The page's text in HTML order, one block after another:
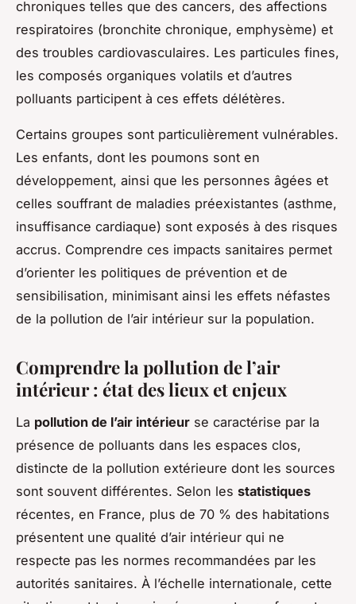
chroniques telles que des cancers, des affections
respiratoires (bronchite chronique, emphysème) et
des troubles cardiovasculaires. Les particules fines,
les composés organiques volatils et d’autres
polluants participent à ces effets délétères.
Certains groupes sont particulièrement vulnérables.
Les enfants, dont les poumons sont en
développement, ainsi que les personnes âgées et
celles souffrant de maladies préexistantes (asthme,
insuffisance cardiaque) sont exposés à des risques
accrus. Comprendre ces impacts sanitaires permet
d’orienter les politiques de prévention et de
sensibilisation, minimisant ainsi les effets néfastes
de la pollution de l’air intérieur sur la population.
Comprendre la pollution de l’air
intérieur : état des lieux et enjeux
La pollution de l’air intérieur se caractérise par la
présence de polluants dans les espaces clos,
distincte de la pollution extérieure dont les sources
sont souvent différentes. Selon les statistiques
récentes, en France, plus de 70 % des habitations
présentent une qualité d’air intérieur qui ne
respecte pas les normes recommandées par les
autorités sanitaires. À l’échelle internationale, cette